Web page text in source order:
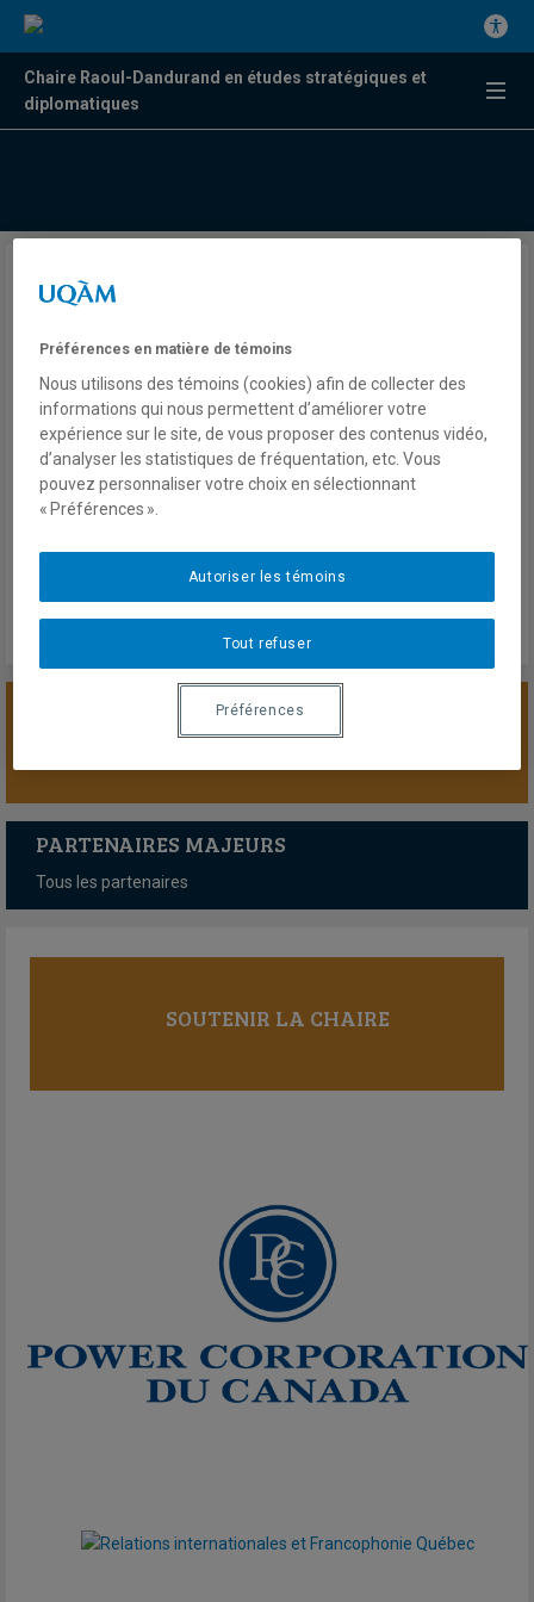
Chaire Raoul-Dandurand en études stratégiques et
diplomatiques
Donald Trump arrive en
Chine : ce qu’il faut savoir sur
cette visite
Benoit Hardy-Chartrand
Télé
ICI RDI
Première ligne
SOUTENIR LA CHAIRE
PARTENAIRES MAJEURS
Tous les partenaires
SOUTENIR LA CHAIRE
Préférences en matière de témoins
Nous utilisons des témoins (cookies) afin de collecter des
informations qui nous permettent d’améliorer votre
expérience sur le site, de vous proposer des contenus vidéo,
d’analyser les statistiques de fréquentation, etc. Vous
pouvez personnaliser votre choix en sélectionnant
« Préférences ».
Tout refuser
Autoriser les témoins
Préférences